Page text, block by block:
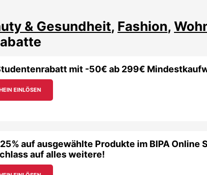
& Gesundheit, Fashion,
mit -50€ ab 299€
EINLÖSEN
auf ausgewählte Produkte im BIPA Online
auf alles weitere!